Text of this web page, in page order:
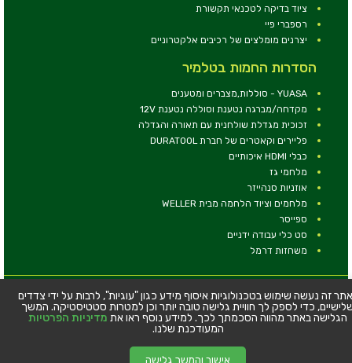
ציוד בדיקה לטכנאי תקשורת
רספברי פיי
יצרנים מומלצים של רכיבים אלקטרוניים
הסדרות החמות בטלמיר
YUASA - סוללות,מצברים ומטענים
מקדחה/מברגה נטענת וסוללה נטענת 12V
זכוכית מגדלת שולחנית עם תאורה והגדלה
פליירים וקאטרים של חברת DURATOOL
כבלי HDMI איכותיים
מלחמי גז
אוזניות סנהייזר
מלחמים וציוד הלחמה מבית WELLER
ספייסר
סט כלי עבודה ידניים
משחזות דרמל
© כל הזכויות שמורות - טלמיר אלקטרוניקה בע''מ
כתובת: דרך העצמאות 63, חיפה
טלפון:04-8534564
זה נעשה שימוש בטכנולוגיות איסוף מידע כגון "עוגיות", לרבות על ידי צדדים
כדי לספק לך חוויית גלישה טובה יותר וכן למטרות סטטיסטיקה. המשך
הגלישה באתר מהווה הסכמתך לכך. למידע נוסף ראו את מדיניות הפרטיות
המעודכנת שלנו.
אישור והמשך גלישה